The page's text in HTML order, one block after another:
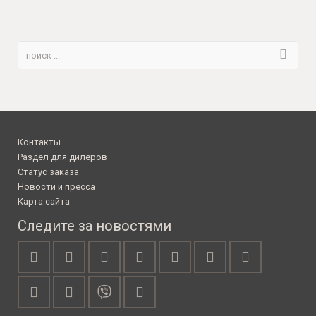
Контакты
Раздел для дилеров
Статус заказа
Новости и пресса
Карта сайта
Следите за новостями